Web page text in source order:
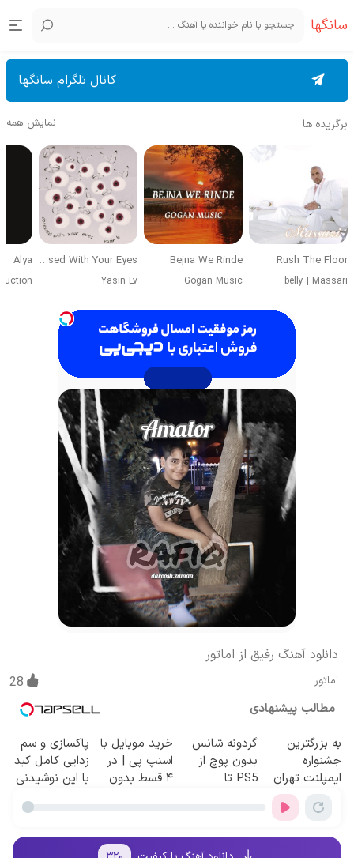
سانگها
کانال تلگرام سانگها
برگزیده ها نمایش همه
Rush The Floor
belly | Massari
Bejna We Rinde
Gogan Music
Obsessed With Your Eyes
Yasin Lv
Alya
دانلود آهنگ رفیق از اماتور
اماتور 28
مطالب پیشنهادی
به بزرگترین
جشنواره
ایمپلنت تهران
سر بزنید ! |
فقط ۲۵ میلیون
گردونه شانس
بدون پوچ از
PS5 تا
خرید موبایل با
اسنپ پی | در
۴ قسط بدون
پاکسازی و سم
زدایی کامل کبد
با این نوشیدنی